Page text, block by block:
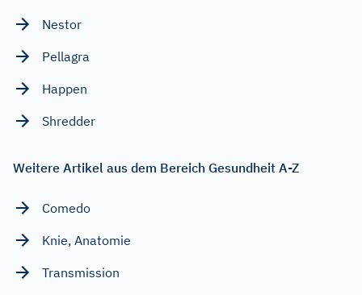
Nestor
Pellagra
Happen
Shredder
Weitere Artikel aus dem Bereich Gesundheit A-Z
Comedo
Knie, Anatomie
Transmission